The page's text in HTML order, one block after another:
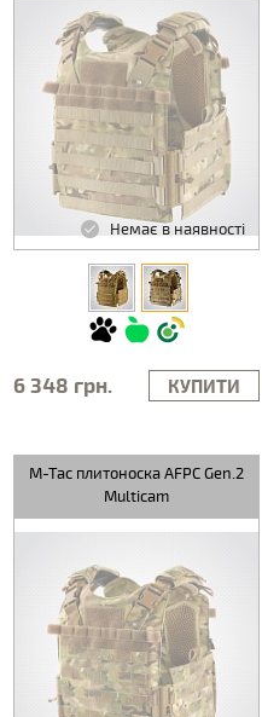
Немає в наявності
6 348 грн. КУПИТИ
M-Tac плитоноска AFPC Gen.2
Multicam